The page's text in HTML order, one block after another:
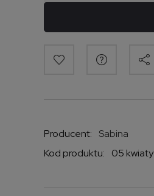
Producent:
Sabina
Kod produktu:
05 kwiaty